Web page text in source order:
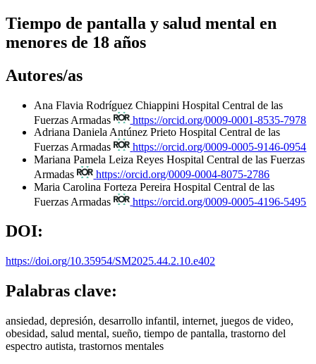
Tiempo de pantalla y salud mental en
menores de 18 años
Autores/as
Ana Flavia Rodríguez Chiappini Hospital Central de las
Fuerzas Armadas
https://orcid.org/0009-0001-8535-7978
Adriana Daniela Antúnez Prieto Hospital Central de las
Fuerzas Armadas
https://orcid.org/0009-0005-9146-0954
Mariana Pamela Leiza Reyes Hospital Central de las Fuerzas
Armadas
https://orcid.org/0009-0004-8075-2786
Maria Carolina Forteza Pereira Hospital Central de las
Fuerzas Armadas
https://orcid.org/0009-0005-4196-5495
DOI:
https://doi.org/10.35954/SM2025.44.2.10.e402
Palabras clave:
ansiedad, depresión, desarrollo infantil, internet, juegos de video,
obesidad, salud mental, sueño, tiempo de pantalla, trastorno del
espectro autista, trastornos mentales